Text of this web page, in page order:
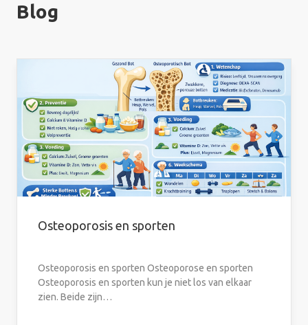
Blog
Osteoporosis en sporten
Osteoporosis en sporten Osteoporose en sporten
Osteoporosis en sporten kun je niet los van elkaar
zien. Beide zijn…